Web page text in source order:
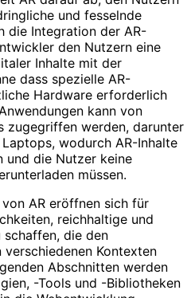
und fesselnde
die Integration der AR-
den Nutzern eine
Inhalte mit der
dass spezielle AR-
Hardware erforderlich
kann von
zugegriffen werden, darunter
wodurch AR-Inhalte
und die Nutzer keine
müssen.
AR eröffnen sich für
reichhaltige und
schaffen, die den
Kontexten
Abschnitten werden
-Tools und -Bibliotheken